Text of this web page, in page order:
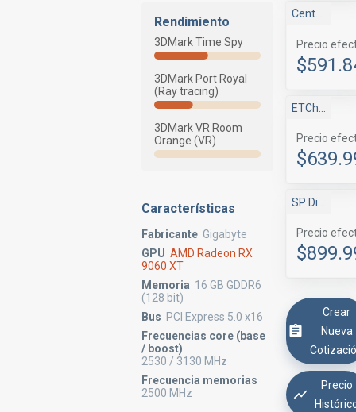
Rendimiento
3DMark Time Spy
3DMark Port Royal
(Ray tracing)
3DMark VR Room
Orange (VR)
Características
Fabricante Gigabyte
GPU AMD Radeon RX
9060 XT
Memoria 16 GB GDDR6
(128 bit)
Bus PCI Express 5.0 x16
Frecuencias core (base
/ boost)
2530 / 3130 MHz
Frecuencia memorias
2500 MHz
Precio
Precio
Precio
Crear
Nueva
Precio